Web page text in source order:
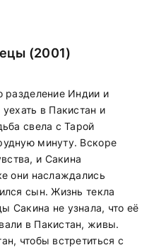
(2001)
разделение Индии и
в Пакистан и
свела с Тарой
минуту. Вскоре
и Сакина
они наслаждались
сын. Жизнь текла
Сакина не узнала, что её
в Пакистан, живы.
чтобы встретиться с